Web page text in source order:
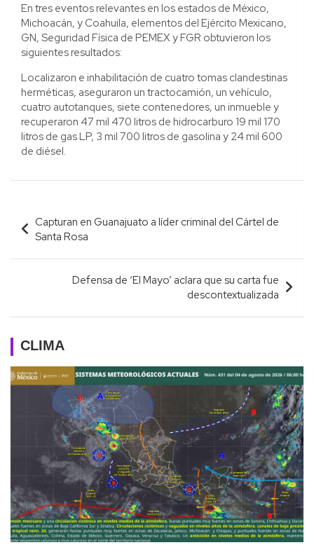
En tres eventos relevantes en los estados de México,
Michoacán, y Coahuila, elementos del Ejército Mexicano,
GN, Seguridad Física de PEMEX y FGR obtuvieron los
siguientes resultados:
Localizaron e inhabilitación de cuatro tomas clandestinas
herméticas, aseguraron un tractocamión, un vehículo,
cuatro autotanques, siete contenedores, un inmueble y
recuperaron 47 mil 470 litros de hidrocarburo 19 mil 170
litros de gas LP, 3 mil 700 litros de gasolina y 24 mil 600
de diésel.
Navegación
de
entradas
Capturan en Guanajuato a líder criminal del Cártel de
Santa Rosa
Defensa de ‘El Mayo’ aclara que su carta fue
descontextualizada
CLIMA